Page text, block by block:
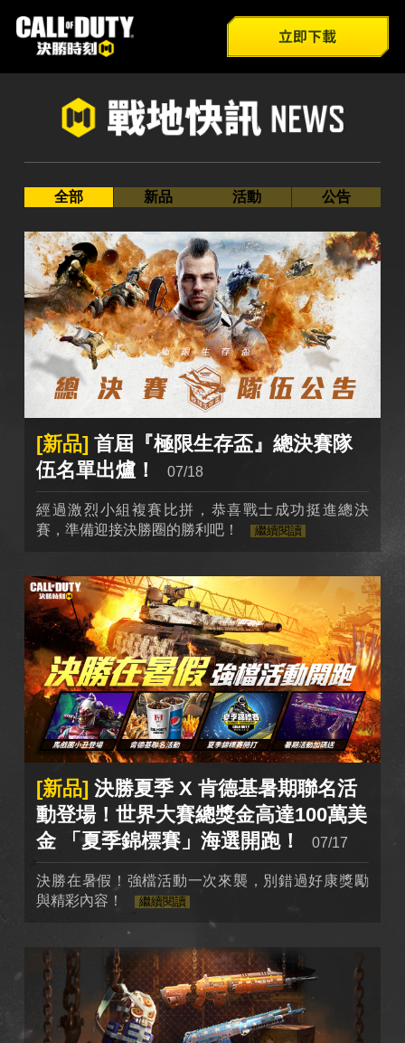
全部
新品
遊戲介紹
新兵特訓
官方FB
巴哈姆特
全部
新品 活動 公告
[新品] 首屆『極限生存盃』總決賽隊
伍名單出爐！
07/18
經過激烈小組複賽比拼，恭喜戰士成功挺進總決
賽，準備迎接決勝圈的勝利吧！
繼續閱讀
[新品] 決勝夏季 X 肯德基暑期聯名活
動登場！世界大賽總獎金高達100萬美
金 「夏季錦標賽」海選開跑！
07/17
決勝在暑假！強檔活動一次來襲，別錯過好康獎勵
與精彩內容！
繼續閱讀